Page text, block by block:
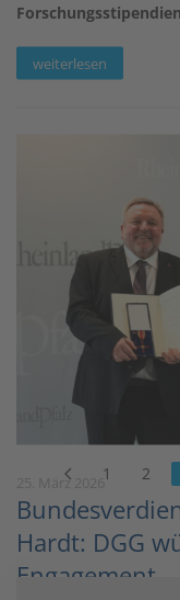
weiterlesen
25. März 2026
Hardt: DGG
Engagement
1 2